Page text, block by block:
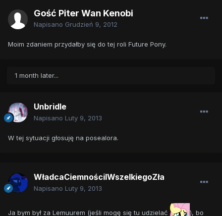
Gość Piter Wan Kenobi
Napisano Grudzień 9, 2012
Moim zdaniem przydałby się do tej roli Future Pony.
1 month later...
Unbridle
Napisano Luty 9, 2013
W tej sytuacji głosuję na posealora.
WładcaCiemnościIWszelkiegoZła
Napisano Luty 9, 2013
Ja bym był za Lemuurem (jeśli mogę się tu udzielać
), bo